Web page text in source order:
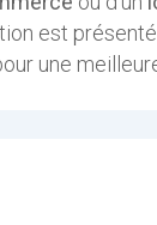
est
une